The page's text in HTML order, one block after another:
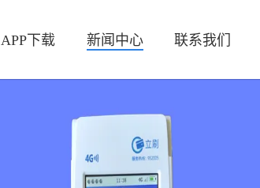
APP下载 新闻中心 联系我们